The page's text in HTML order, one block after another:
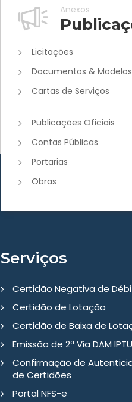
Anexos
Licitações
Documentos & Modelos
Cartas de Serviços
Publicações Oficiais
Contas Públicas
Portarias
Obras
Serviços
Certidão Negativa de
Certidão de Lotação
Certidão de Baixa de
Emissão de 2ª Via DAM IPTU
Confirmação de
de Certidões
Portal NFS-e